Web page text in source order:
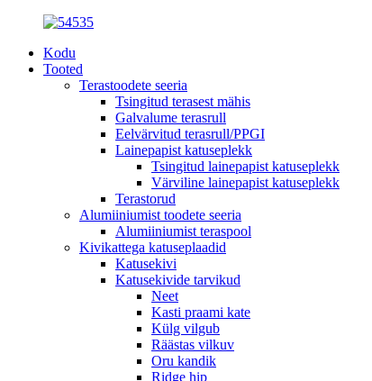
Kodu
Tooted
Terastoodete seeria
Tsingitud terasest mähis
Galvalume terasrull
Eelvärvitud terasrull/PPGI
Lainepapist katuseplekk
Tsingitud lainepapist katuseplekk
Värviline lainepapist katuseplekk
Terastorud
Alumiiniumist toodete seeria
Alumiiniumist teraspool
Kivikattega katuseplaadid
Katusekivi
Katusekivide tarvikud
Neet
Kasti praami kate
Külg vilgub
Räästas vilkuv
Oru kandik
Ridge hip